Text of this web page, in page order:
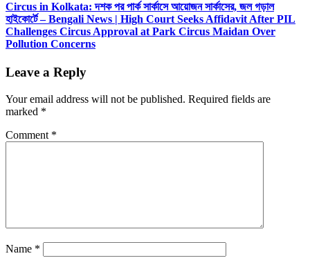
Circus in Kolkata: দশক পর পার্ক সার্কাসে আয়োজন সার্কাসের, জল গড়াল
হাইকোর্টে – Bengali News | High Court Seeks Affidavit After PIL
Challenges Circus Approval at Park Circus Maidan Over
Pollution Concerns
Leave a Reply
Your email address will not be published. Required fields are
marked *
Comment *
Name *